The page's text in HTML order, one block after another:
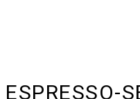
ESPRESSO-